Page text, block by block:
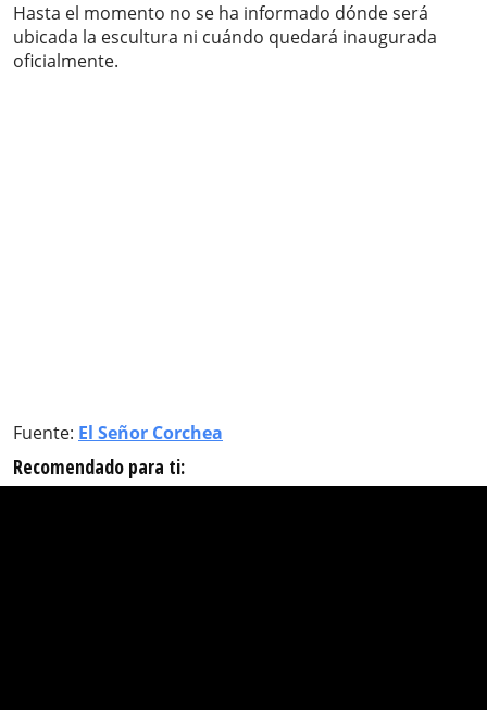
Hasta el momento no se ha informado dónde será
ubicada la escultura ni cuándo quedará inaugurada
oficialmente.
Fuente: El Señor Corchea
Recomendado para ti: